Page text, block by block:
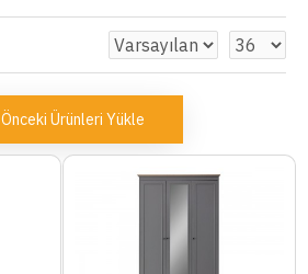
Önceki Ürünleri Yükle